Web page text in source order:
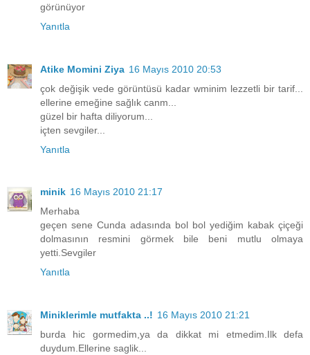
görünüyor
Yanıtla
Atike Momini Ziya 16 Mayıs 2010 20:53
çok değişik vede görüntüsü kadar wminim lezzetli bir tarif...
ellerine emeğine sağlık canm...
güzel bir hafta diliyorum...
içten sevgiler...
Yanıtla
minik 16 Mayıs 2010 21:17
Merhaba
geçen sene Cunda adasında bol bol yediğim kabak çiçeği
dolmasının resmini görmek bile beni mutlu olmaya
yetti.Sevgiler
Yanıtla
Miniklerimle mutfakta ..! 16 Mayıs 2010 21:21
burda hic gormedim,ya da dikkat mi etmedim.Ilk defa
duydum.Ellerine saglik...